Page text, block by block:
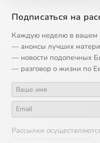
15 О русской культуре
16 Александр III
18
Подписаться на
Каждую неделю в вашем
— анонсы лучших
— новости подопечных
— разговор о жизни по
Рассылки